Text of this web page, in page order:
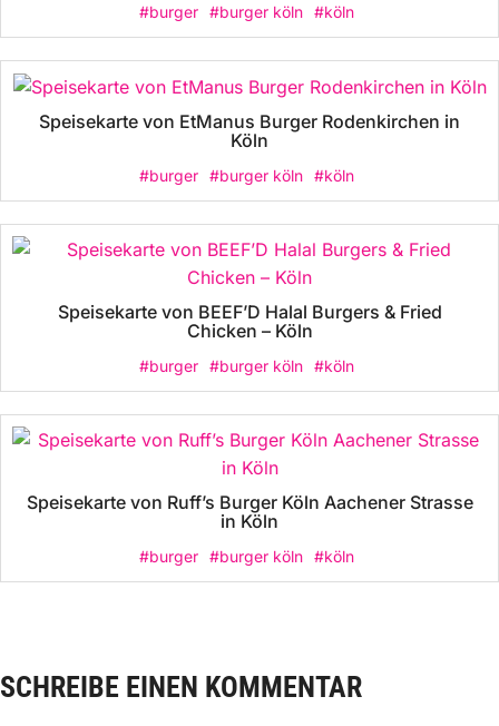
#burger #burger köln #köln
Speisekarte von EtManus Burger Rodenkirchen in
Köln
#burger #burger köln #köln
Speisekarte von BEEF’D Halal Burgers & Fried
Chicken – Köln
#burger #burger köln #köln
Speisekarte von Ruff’s Burger Köln Aachener Strasse
in Köln
#burger #burger köln #köln
SCHREIBE EINEN KOMMENTAR